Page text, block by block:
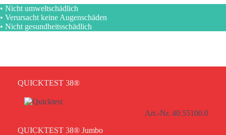
• Nicht umweltschädlich
• Verursacht keine Augenschäden
• Nicht gesundheitsschädlich
QUICKTEST 38®
Art.-Nr. 40.55100.0
QUICKTEST 38® Jumbo